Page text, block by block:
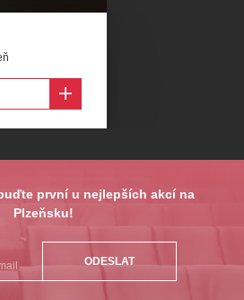
první u nejlepších akcí na
Plzeňsku!
ODESLAT